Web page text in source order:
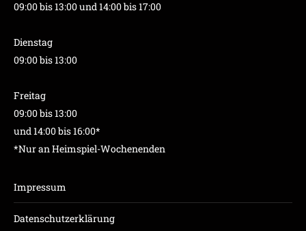
09:00 bis 13:00 und 14:00 bis 17:00
Dienstag
09:00 bis 13:00
Freitag
09:00 bis 13:00
und 14:00 bis 16:00*
*Nur an Heimspiel-Wochenenden
Impressum
Datenschutzerklärung